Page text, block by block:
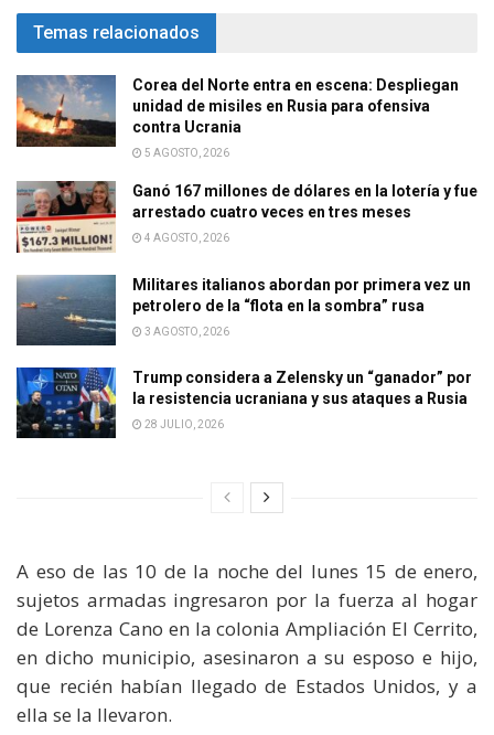
Temas relacionados
Corea del Norte entra en escena: Despliegan
unidad de misiles en Rusia para ofensiva
contra Ucrania
5 AGOSTO, 2026
Ganó 167 millones de dólares en la lotería y fue
arrestado cuatro veces en tres meses
4 AGOSTO, 2026
Militares italianos abordan por primera vez un
petrolero de la “flota en la sombra” rusa
3 AGOSTO, 2026
Trump considera a Zelensky un “ganador” por
la resistencia ucraniana y sus ataques a Rusia
28 JULIO, 2026
A eso de las 10 de la noche del lunes 15 de enero,
sujetos armadas ingresaron por la fuerza al hogar
de Lorenza Cano en la colonia Ampliación El Cerrito,
en dicho municipio, asesinaron a su esposo e hijo,
que recién habían llegado de Estados Unidos, y a
ella se la llevaron.